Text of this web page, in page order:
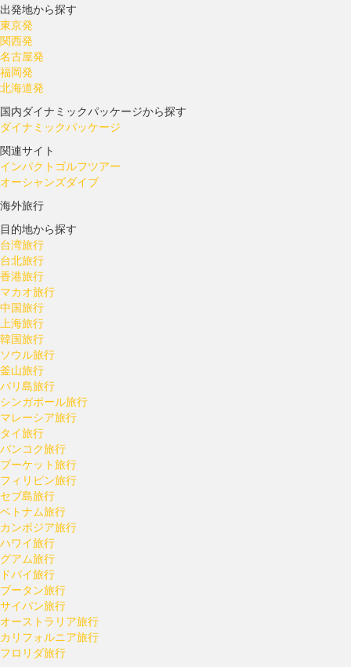
出発地から探す
東京発
関西発
名古屋発
福岡発
北海道発
国内ダイナミックパッケージから探す
ダイナミックパッケージ
関連サイト
インパクトゴルフツアー
オーシャンズダイブ
海外旅行
目的地から探す
台湾旅行
台北旅行
香港旅行
マカオ旅行
中国旅行
上海旅行
韓国旅行
ソウル旅行
釜山旅行
バリ島旅行
シンガポール旅行
マレーシア旅行
タイ旅行
バンコク旅行
プーケット旅行
フィリピン旅行
セブ島旅行
ベトナム旅行
カンボジア旅行
ハワイ旅行
グアム旅行
ドバイ旅行
ブータン旅行
サイパン旅行
オーストラリア旅行
カリフォルニア旅行
フロリダ旅行